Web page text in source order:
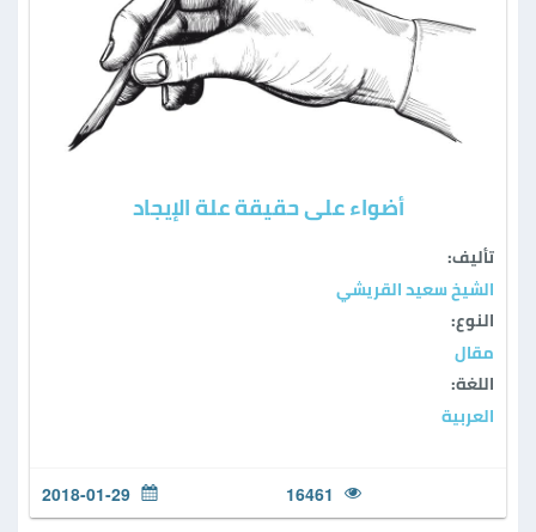
أضواء على حقيقة علة الإيجاد
تأليف:
الشيخ سعيد القريشي
النوع:
مقال
اللغة:
العربية
16461
2018-01-29